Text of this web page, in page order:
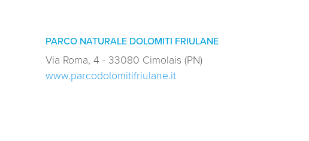
PARCO NATURALE DOLOMITI FRIULANE
Via Roma, 4 - 33080 Cimolais (PN)
www.parcodolomitifriulane.it